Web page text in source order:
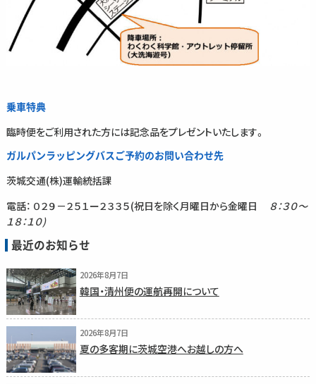
乗車特典
臨時便をご利用された方には記念品をプレゼントいたします。
ガルパンラッピングバスご予約のお問い合わせ先
茨城交通(株)運輸統括課
電話： ０２９－２５１ー２３３５(祝日を除く月曜日から金曜日 ８：３０～
１８：１０)
最近のお知らせ
2026年8月7日
韓国・清州便の運航再開について
2026年8月7日
夏の多客期に茨城空港へお越しの方へ